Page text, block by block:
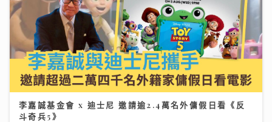
李嘉誠基金會 x 迪士尼 邀請逾2.4萬名外傭假日看《反
斗奇兵5》